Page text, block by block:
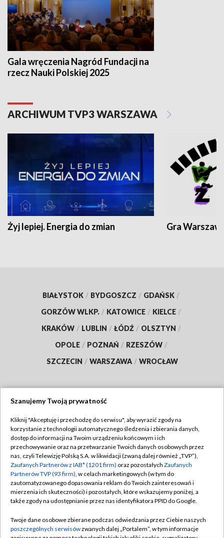
Gala wręczenia Nagród Fundacji na
rzecz Nauki Polskiej 2025
ARCHIWUM TVP3 WARSZAWA
Żyj lepiej. Energia do zmian Gra
BIAŁYSTOK / BYDGOSZCZ / GDAŃSK /
GORZÓW WLKP. / KATOWICE / KIELCE /
KRAKÓW / LUBLIN / ŁÓDŹ / OLSZTYN /
OPOLE / POZNAŃ / RZESZÓW /
SZCZECIN / WARSZAWA / WROCŁAW
TVP
Abonament TVP
Emisja w TVP
Centrum informacji TVP
Naziemna Telewizja Cyfrowa
Rada Programowa
Regulamin TVP
Polityka prywatności
Moje zgody
Pomoc
Kontakt
Szanujemy Twoją prywatność
Kliknij "Akceptuję i przechodzę do serwisu", aby wyrazić zgody na
korzystanie z technologii automatycznego śledzenia i zbierania danych,
dostęp do informacji na Twoim urządzeniu końcowym i ich
przechowywanie oraz na przetwarzanie Twoich danych osobowych przez
nas, czyli Telewizję Polską S.A. w likwidacji (zwaną dalej również „TVP”),
Zaufanych Partnerów z IAB* (1201 firm) oraz pozostałych Zaufanych
Partnerów TVP (93 firm), w celach marketingowych (w tym do
zautomatyzowanego dopasowania reklam do Twoich zainteresowań i
mierzenia ich skuteczności) i pozostałych, które wskazujemy poniżej, a
także zgody na udostępnianie przez nas identyfikatora PPID do Google.
Twoje dane osobowe zbierane podczas odwiedzania przez Ciebie naszych
poszczególnych serwisówzwanych dalej „Portalem”, w tym informacje